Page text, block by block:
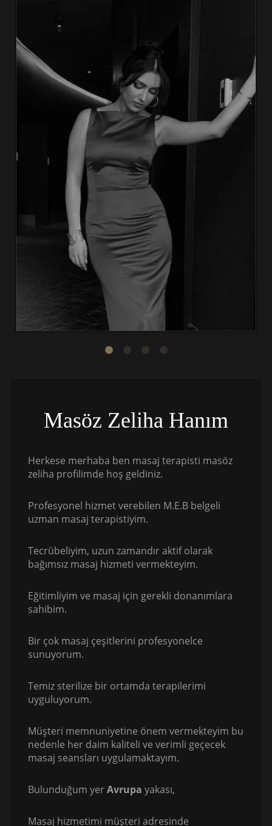
Masöz Zeliha Hanım
Herkese merhaba ben masaj terapisti masöz
zeliha profilimde hoş geldiniz.
Profesyonel hizmet verebilen M.E.B belgeli
uzman masaj terapistiyim.
Tecrübeliyim, uzun zamandır aktif olarak
bağımsız masaj hizmeti vermekteyim.
Eğitimliyim ve masaj için gerekli donanımlara
sahibim.
Bir çok masaj çeşitlerini profesyonelce
sunuyorum.
Temiz sterilize bir ortamda terapilerimi
uyguluyorum.
Müşteri memnuniyetine önem vermekteyim bu
nedenle her daim kaliteli ve verimli geçecek
masaj seansları uygulamaktayım.
Bulunduğum yerAvrupa yakası,
Masaj hizmetimi müşteri adresinde